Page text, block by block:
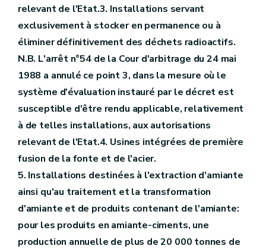
relevant de l'Etat.3. Installations servant
exclusivement à stocker en permanence ou à
éliminer définitivement des déchets radioactifs.
N.B. L'arrêt n°54 de la Cour d'arbitrage du 24 mai
1988 a annulé ce point 3, dans la mesure où le
système d'évaluation instauré par le décret est
susceptible d'être rendu applicable, relativement
à de telles installations, aux autorisations
relevant de l'Etat.4. Usines intégrées de première
fusion de la fonte et de l'acier.
5. Installations destinées à l'extraction d'amiante
ainsi qu'au traitement et la transformation
d'amiante et de produits contenant de l'amiante:
pour les produits en amiante-ciments, une
production annuelle de plus de 20 000 tonnes de